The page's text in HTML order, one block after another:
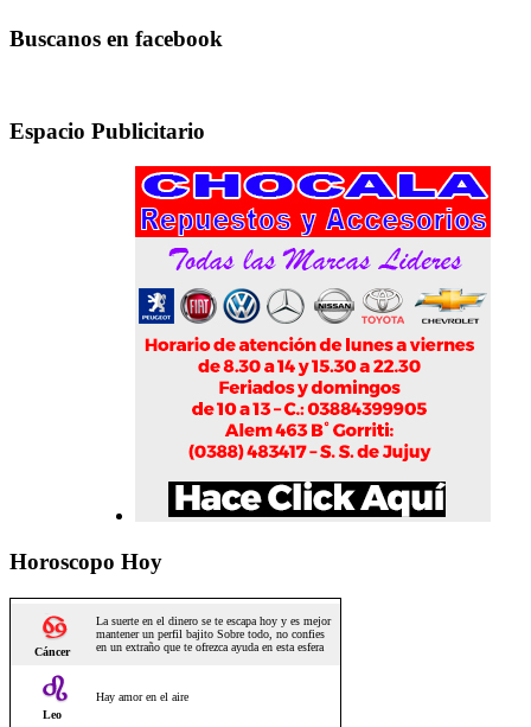
Buscanos en facebook
Espacio Publicitario
Horoscopo Hoy